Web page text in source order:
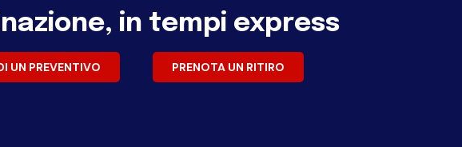
in tempi express
UN PREVENTIVO PRENOTA UN RITIRO